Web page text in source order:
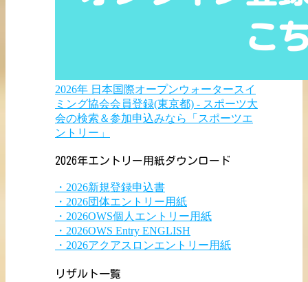
2026年 日本国際オープンウォータースイ
ミング協会会員登録(東京都) - スポーツ大
会の検索＆参加申込みなら「スポーツエ
ントリー」
2026年エントリー用紙ダウンロード
・2026新規登録申込書
・2026団体エントリー用紙
・2026OWS個人エントリー用紙
・2026OWS Entry ENGLISH
・2026アクアスロンエントリー用紙
リザルト一覧